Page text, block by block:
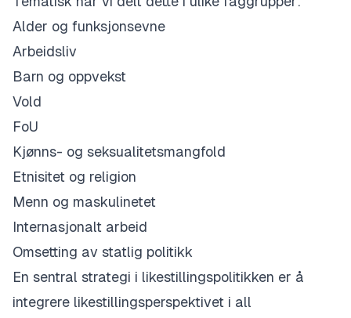
Alder og funksjonsevne
Arbeidsliv
Barn og oppvekst
Vold
FoU
Kjønns- og seksualitetsmangfold
Etnisitet og religion
Menn og maskulinetet
Internasjonalt arbeid
Omsetting av statlig politikk
​En sentral strategi i likestillingspolitikken er å
integrere likestillingsperspektivet i all